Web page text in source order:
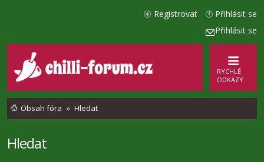
Přihlásit se
Přihlásit se
Registrovat
RYCHLÉ
ODKAZY
Obsah fóra Hledat
Hledat